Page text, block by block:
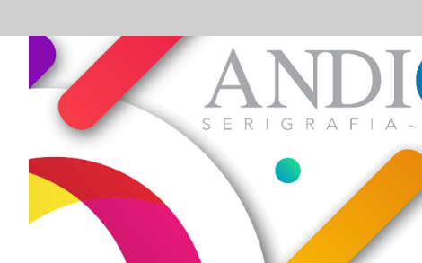
al
contenido